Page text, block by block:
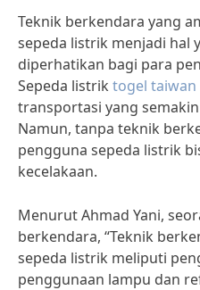
Teknik berkendara yang
sepeda listrik menjadi hal
diperhatikan bagi para
Sepeda listrik togel taiwan
transportasi yang
Namun, tanpa teknik
pengguna sepeda listrik
kecelakaan.
Menurut Ahmad Yani,
berkendara, “Teknik
sepeda listrik meliputi
penggunaan lampu dan